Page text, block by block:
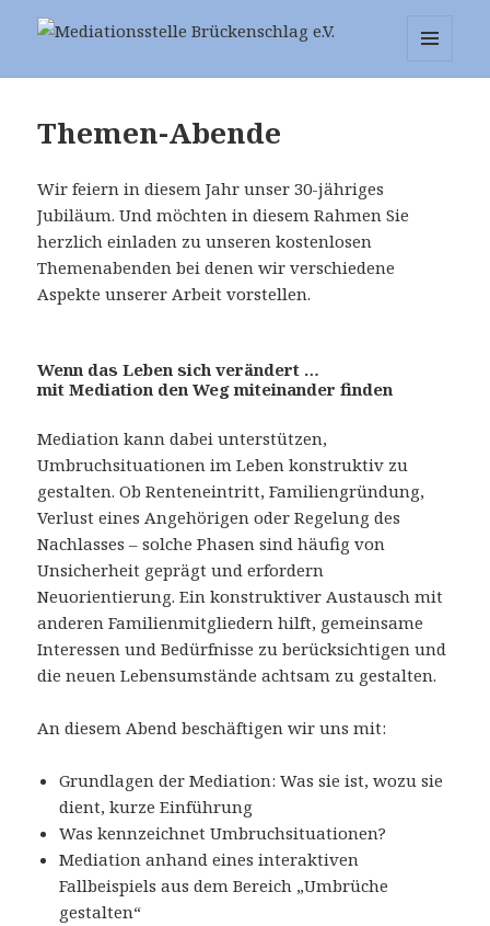
Mediationsstelle Brückenschlag
Themen-Abende
Wir feiern in diesem Jahr unser 30-jähriges
Jubiläum. Und möchten in diesem Rahmen Sie
herzlich einladen zu unseren kostenlosen
Themenabenden bei denen wir verschiedene
Aspekte unserer Arbeit vorstellen.
Wenn das Leben sich verändert …
mit Mediation den Weg miteinander finden
Mediation kann dabei unterstützen,
Umbruchsituationen im Leben konstruktiv zu
gestalten. Ob Renteneintritt, Familiengründung,
Verlust eines Angehörigen oder Regelung des
Nachlasses – solche Phasen sind häufig von
Unsicherheit geprägt und erfordern
Neuorientierung. Ein konstruktiver Austausch mit
anderen Familienmitgliedern hilft, gemeinsame
Interessen und Bedürfnisse zu berücksichtigen und
die neuen Lebensumstände achtsam zu gestalten.
An diesem Abend beschäftigen wir uns mit:
Grundlagen der Mediation: Was sie ist, wozu sie
dient, kurze Einführung
Was kennzeichnet Umbruchsituationen?
Mediation anhand eines interaktiven
Fallbeispiels aus dem Bereich „Umbrüche
gestalten“